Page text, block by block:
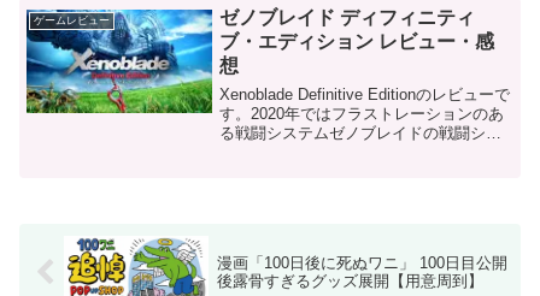
ラフィックは当然シリーズ最高峰で、水
彩画のような...
ゲームレビュー
ゼノブレイド ディフィニティ
ブ・エディション レビュー・感
想
Xenoblade Definitive Editionのレビューで
す。2020年ではフラストレーションのあ
る戦闘システムゼノブレイドの戦闘シス
漫画「100日後に死ぬワニ」 100日目公開
後露骨すぎるグッズ展開【用意周到】